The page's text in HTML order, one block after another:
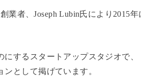
業者、Joseph Lubin氏により2015
するスタートアップスタジオで、
として掲げています。